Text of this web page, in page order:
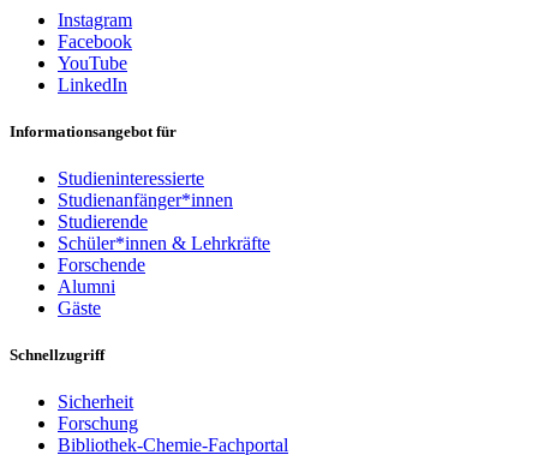
Instagram
Facebook
YouTube
LinkedIn
Informationsangebot für
Studieninteressierte
Studienanfänger*innen
Studierende
Schüler*innen & Lehrkräfte
Forschende
Alumni
Gäste
Schnellzugriff
Sicherheit
Forschung
Bibliothek-Chemie-Fachportal